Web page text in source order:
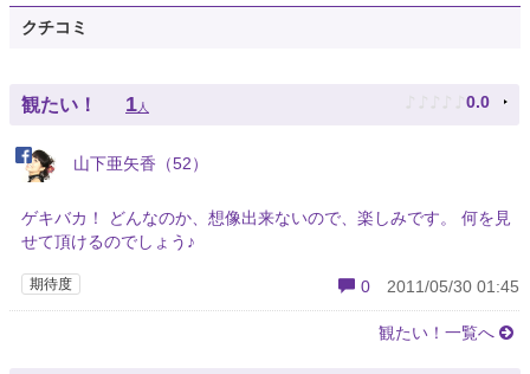
クチコミ
観たい！ 1人 ♪ ♪ ♪ ♪ ♪ 0.0
山下亜矢香（52）
ゲキバカ！ どんなのか、想像出来ないので、楽しみです。 何を見
せて頂けるのでしょう♪
期待度 0 2011/05/30 01:45
観たい！一覧へ